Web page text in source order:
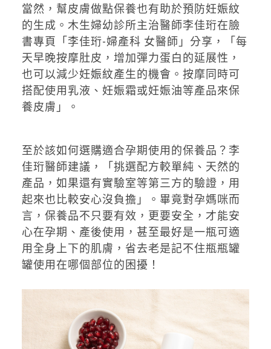
當然，幫皮膚做點保養也有助於預防妊娠紋
的生成。木生婦幼診所主治醫師李佳珩在臉
書專頁「李佳珩-婦產科 女醫師」分享，「每
天早晚按摩肚皮，增加彈力蛋白的延展性，
也可以減少妊娠紋產生的機會。按摩同時可
搭配使用乳液、妊娠霜或妊娠油等產品來保
養皮膚」。
至於該如何選購適合孕期使用的保養品？李
佳珩醫師建議，「挑選配方較單純、天然的
產品，如果還有實驗室等第三方的驗證，用
起來也比較安心沒負擔」。畢竟對孕媽咪而
言，保養品不只要有效，更要安全，才能安
心在孕期、產後使用，甚至最好是一瓶可適
用全身上下的肌膚，省去老是記不住瓶瓶罐
罐使用在哪個部位的困擾！